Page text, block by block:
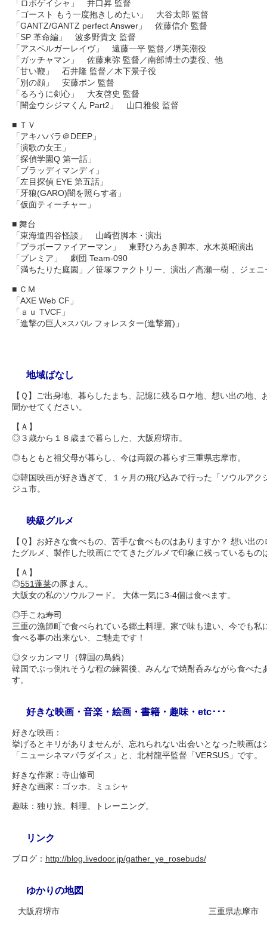
「ロボゲイシャ」 井口昇 監督
「ゴースト もう一度抱きしめたい」 大谷太郎 監督
「GANTZ/GANTZ perfect Answer」 佐藤信介 監督
「SP 革命編」 波多野貴文 監督
「アスペルガーレイヴ」 遠藤一平 監督／堺美潮役
「ガッチャマン」 佐藤東弥 監督／南部博士の妻役、他
「甘い鞭」 石井隆 監督／木下景子役
「別の顔」 安藤ボン 監督
「るろうに剣心」 大友啓史 監督
「闇金ウシジマくん Part2」 山口雅俊 監督
■ ＴＶ
「アキハバラ＠DEEP」
「演歌の女王」
「探偵学園Q 第一話」
「ブラッディマンディ」
「左目探偵 EYE 第五話」
「牙狼(GARO)闇を照らす者」
「仮面ティーチャー」
■ 舞台
「東海道四谷怪談」 山崎哲脚本・演出
「ブラボーファイアーマン」 東野ひろあき脚本、水木英昭演出
「プレミア」 劇団 Team-090
「満ちたりた庭園」／笹塚ファクトリー、演出／高瀬一樹 、ジェニ
■ ＣＭ
「AXE Web CF」
「ａｕ TVCF」
「進撃の巨人×スバル フォレスター(進撃篇)」
地域ばなし
【Ｑ】ご出身地、暮らしたまち、記憶に残るロケ地、想い出の地
聞かせてください。
【Ａ】
◎３歳から１８歳まで暮らした、大阪府堺市。
◎もともと祖父母が暮らし、今は両親の暮らす三重県志摩市。
◎韓国映画が好き過ぎて、１ヶ月の飛び込みで行った「ソウルアク
ジュ市。
映級グルメ
【Ｑ】お好きな食べもの、苦手な食べものはありますか？ 想い出
たグルメ、製作した映画にでてきたグルメで印象に残っているもの
【Ａ】
◎551蓬莱の豚まん。
大阪女の私のソウルフード。 大体一気に3-4個は食べます。
◎手こね寿司
三重の漁師町で食べられている郷土料理。家で味も違い、今でも私
食べる事の出来ない、ご馳走です！
◎タッカンマリ（韓国の鳥鍋）
韓国でぶっ倒れそうな程の練習後、みんなで焼酎呑みながら食べた
す。
好きな映画・音楽・絵画・書籍・趣味・etc･･･
好きな映画：
挙げるとキリがありませんが、忘れられない出会いとなった映画は
「ニューシネマパラダイス」と、北村龍平監督「VERSUS」です。
好きな作家：寺山修司
好きな画家：ゴッホ、ミュシャ
趣味：独り旅。料理。トレーニング。
リンク
ブログ： http://blog.livedoor.jp/gather_ye_rosebuds/
ゆかりの地図
大阪府堺市 三重県志摩市